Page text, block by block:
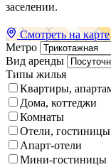
заселении.
Смотреть на карте
Метро
Вид аренды
Типы жилья
Квартиры,
Дома, коттеджи
Комнаты
Отели, гостиницы
Апарт-отели
Мини-гостиницы